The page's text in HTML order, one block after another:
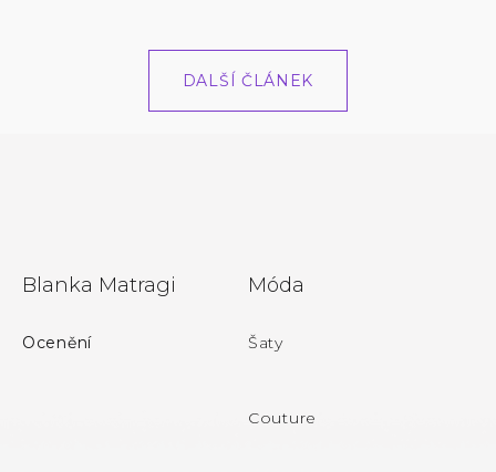
DALŠÍ ČLÁNEK
Blanka Matragi
Ocenění
Móda
Šaty
Couture